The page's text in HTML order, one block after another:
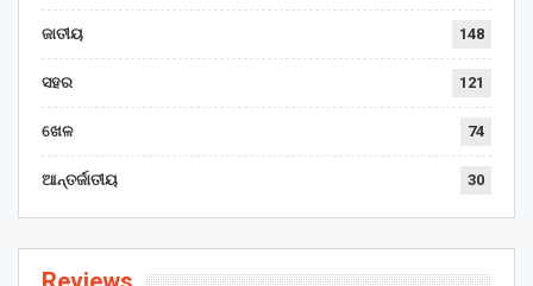
ଜାତୀୟ 148
ସହର 121
ଖେଳ 74
ଆନ୍ତର୍ଜାତୀୟ 30